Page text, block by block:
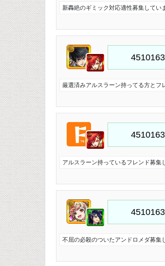
新轟絶のギミック対応適性募集してい
厳選済みアルスラーン持ってる方とフ
アルスラーン持っているフレンド募集
不屈の必殺のついたアンドロメダ募集